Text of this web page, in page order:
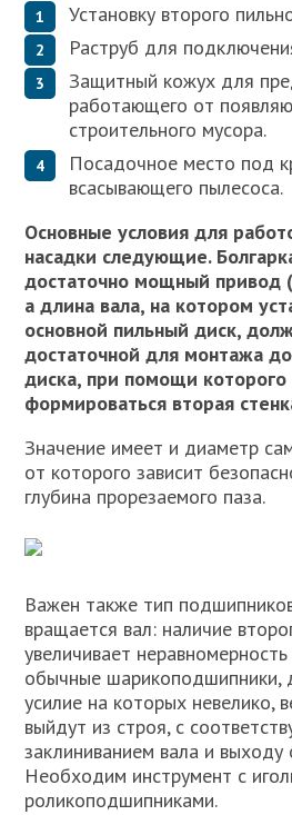
Установку второго
Раструб для
Защитный кожух для
работающего от
строительного мусора.
Посадочное место под
всасывающего пылесоса.
Основные условия для
насадки следующие.
достаточно мощный привод
а длина вала, на котором
основной пильный диск,
достаточной для монтажа
диска, при помощи которого
формироваться вторая
Значение имеет и диаметр
от которого зависит
глубина прорезаемого паза.
Важен также тип
вращается вал: наличие
увеличивает
обычные шарикоподшипники,
усилие на которых невелико,
выйдут из строя, с
заклиниванием вала и выходу
Необходим инструмент с
роликоподшипниками.